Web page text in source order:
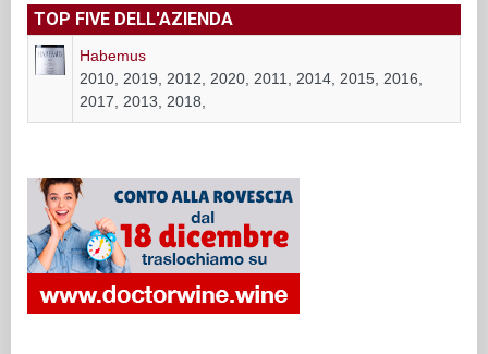
TOP FIVE DELL'AZIENDA
Habemus
2010, 2019, 2012, 2020, 2011, 2014, 2015, 2016,
2017, 2013, 2018,